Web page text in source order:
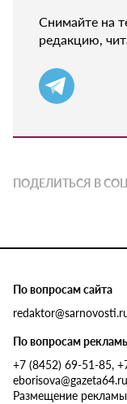
Снимайте на
редакцию,
ПОДЕЛИТЬСЯ В
По вопросам сайта
По вопросам
+7 (8452) 69-51-85,
eborisova@gazeta64.ru
Размещение рекламы